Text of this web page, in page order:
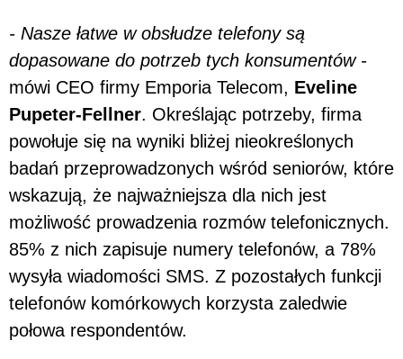
- Nasze łatwe w obsłudze telefony są
dopasowane do potrzeb tych konsumentów -
mówi CEO firmy Emporia Telecom, Eveline
Pupeter-Fellner. Określając potrzeby, firma
powołuje się na wyniki bliżej nieokreślonych
badań przeprowadzonych wśród seniorów, które
wskazują, że najważniejsza dla nich jest
możliwość prowadzenia rozmów telefonicznych.
85% z nich zapisuje numery telefonów, a 78%
wysyła wiadomości SMS. Z pozostałych funkcji
telefonów komórkowych korzysta zaledwie
połowa respondentów.